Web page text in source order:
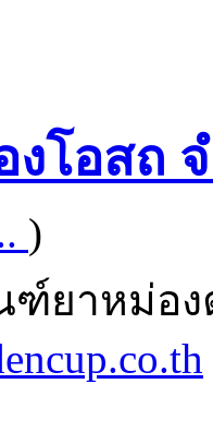
โอสถ
)
ฑ์ยาหม่อ